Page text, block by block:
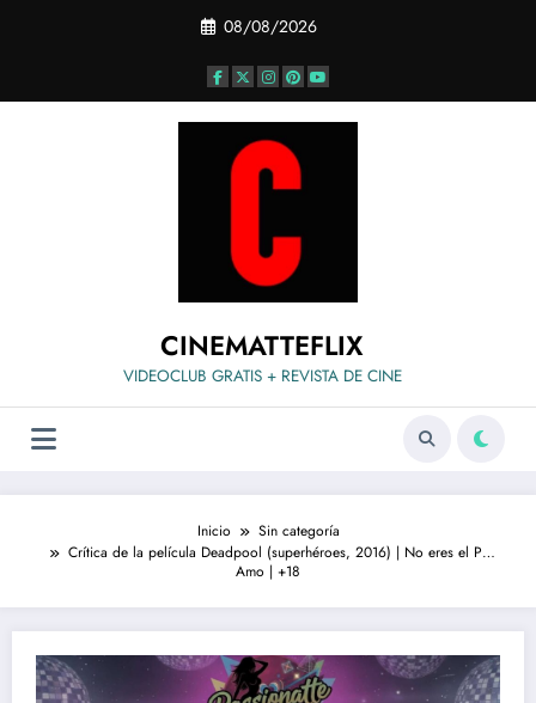
08/08/2026
CINEMATTEFLIX
VIDEOCLUB GRATIS + REVISTA DE CINE
Inicio
Sin categoría
Crítica de la película Deadpool (superhéroes, 2016) | No eres el P…
Amo | +18